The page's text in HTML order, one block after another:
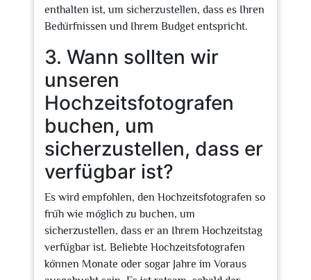
enthalten ist, um sicherzustellen, dass es Ihren
Bedürfnissen und Ihrem Budget entspricht.
3. Wann sollten wir
unseren
Hochzeitsfotografen
buchen, um
sicherzustellen, dass er
verfügbar ist?
Es wird empfohlen, den Hochzeitsfotografen so
früh wie möglich zu buchen, um
sicherzustellen, dass er an Ihrem Hochzeitstag
verfügbar ist. Beliebte Hochzeitsfotografen
können Monate oder sogar Jahre im Voraus